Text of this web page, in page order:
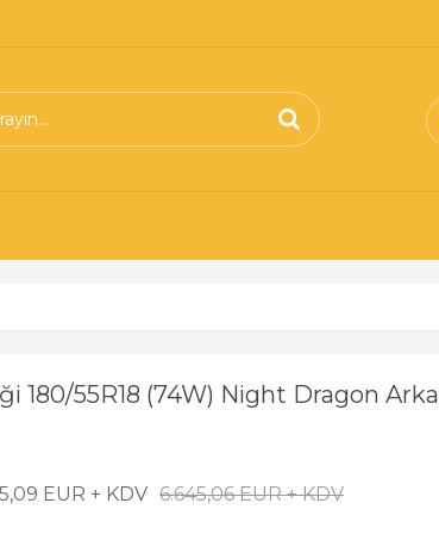
180/55R18 (74W) Night Dragon Arka
EUR + KDV 6.645,06 EUR + KDV